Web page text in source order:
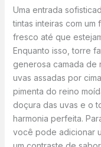
Uma entrada
tintas inteiras com
fresco até que
Enquanto isso, torre
generosa camada de
uvas assadas por
pimenta do reino
doçura das uvas e o
harmonia perfeita.
você pode adicionar